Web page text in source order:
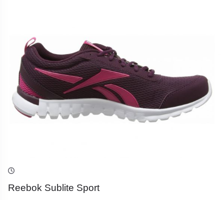
Reebok Sublite Sport